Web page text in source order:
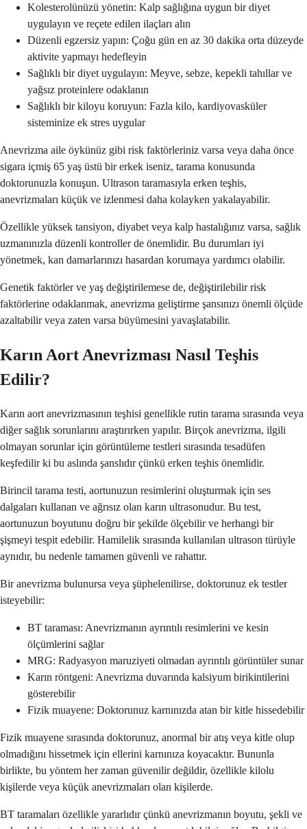
Kolesterolünüzü yönetin: Kalp sağlığına uygun bir diyet
uygulayın ve reçete edilen ilaçları alın
Düzenli egzersiz yapın: Çoğu gün en az 30 dakika orta düzeyde
aktivite yapmayı hedefleyin
Sağlıklı bir diyet uygulayın: Meyve, sebze, kepekli tahıllar ve
yağsız proteinlere odaklanın
Sağlıklı bir kiloyu koruyun: Fazla kilo, kardiyovasküler
sisteminize ek stres uygular
Anevrizma aile öykünüz gibi risk faktörleriniz varsa veya daha önce
sigara içmiş 65 yaş üstü bir erkek iseniz, tarama konusunda
doktorunuzla konuşun. Ultrason taramasıyla erken teşhis,
anevrizmaları küçük ve izlenmesi daha kolayken yakalayabilir.
Özellikle yüksek tansiyon, diyabet veya kalp hastalığınız varsa, sağlık
uzmanınızla düzenli kontroller de önemlidir. Bu durumları iyi
yönetmek, kan damarlarınızı hasardan korumaya yardımcı olabilir.
Genetik faktörler ve yaş değiştirilemese de, değiştirilebilir risk
faktörlerine odaklanmak, anevrizma geliştirme şansınızı önemli ölçüde
azaltabilir veya zaten varsa büyümesini yavaşlatabilir.
Karın Aort Anevrizması Nasıl Teşhis
Edilir?
Karın aort anevrizmasının teşhisi genellikle rutin tarama sırasında veya
diğer sağlık sorunlarını araştırırken yapılır. Birçok anevrizma, ilgili
olmayan sorunlar için görüntüleme testleri sırasında tesadüfen
keşfedilir ki bu aslında şanslıdır çünkü erken teşhis önemlidir.
Birincil tarama testi, aortunuzun resimlerini oluşturmak için ses
dalgaları kullanan ve ağrısız olan karın ultrasonudur. Bu test,
aortunuzun boyutunu doğru bir şekilde ölçebilir ve herhangi bir
şişmeyi tespit edebilir. Hamilelik sırasında kullanılan ultrason türüyle
aynıdır, bu nedenle tamamen güvenli ve rahattır.
Bir anevrizma bulunursa veya şüphelenilirse, doktorunuz ek testler
isteyebilir:
BT taraması: Anevrizmanın ayrıntılı resimlerini ve kesin
ölçümlerini sağlar
MRG: Radyasyon maruziyeti olmadan ayrıntılı görüntüler sunar
Karın röntgeni: Anevrizma duvarında kalsiyum birikintilerini
gösterebilir
Fizik muayene: Doktorunuz karnınızda atan bir kitle hissedebilir
Fizik muayene sırasında doktorunuz, anormal bir atış veya kitle olup
olmadığını hissetmek için ellerini karnınıza koyacaktır. Bununla
birlikte, bu yöntem her zaman güvenilir değildir, özellikle kilolu
kişilerde veya küçük anevrizmaları olan kişilerde.
BT taramaları özellikle yararlıdır çünkü anevrizmanın boyutu, şekli ve